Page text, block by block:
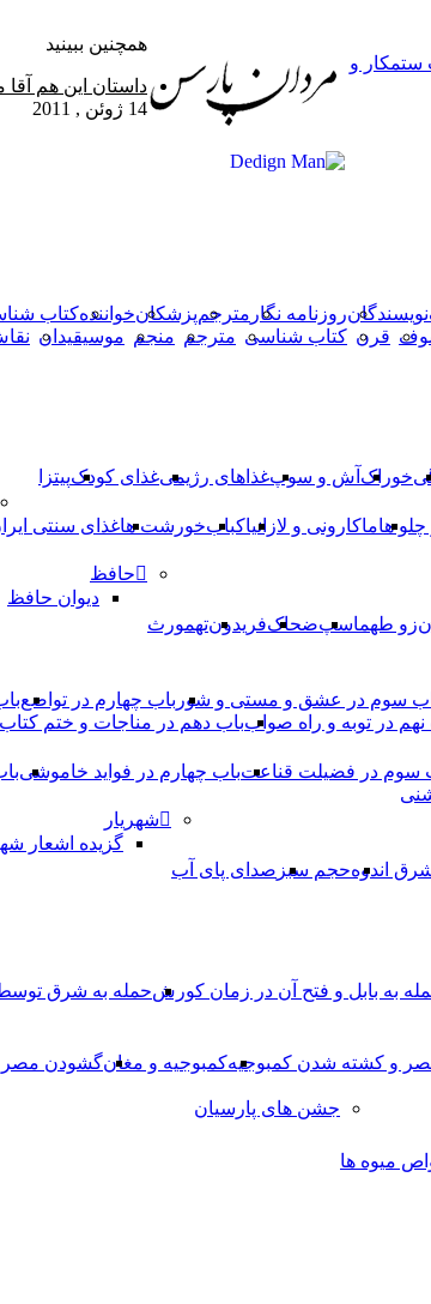
ستمکار و
نویسندگانروزنامه نگار مترجمپزشکانخوانندهکتاب
قرن کتاب شناسی مترجم منجم موسیقیدان
خوراک آش و سوپغذاهای رژیمیغذای کودکپیتزا
چلو هاماکارونی و لازانیاکبابخورشت هاغذای سنتی
زو طهماسپ‏ضحاکفریدونتهمورث
حافظ
دیوان حافظ
سوم در عشق و مستی و شور باب چهارم در تواضع
نهم در توبه و راه صوابباب دهم در مناجات و ختم کتاب
سوم در فضیلت قناعتباب چهارم در فواید خاموشى
اندوهحجم سبز صدای پای آب
شهریار
گزیده اشعار
به بابل و فتح آن در زمان کورشحمله به شرق
و کشته شدن کمبوجیهکمبوجیه و مغانگشودن مصر
میوه ها
جشن های پارسیان
همچنین ببینید
داستان این هم آقا
14 ژوئن , 2011
فیس
بوک
X
واتس
آپ
تلگرام
وایبر
دکمه
بازگشت